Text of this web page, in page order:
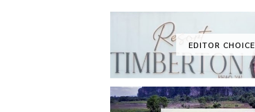
EDITOR CHOICE